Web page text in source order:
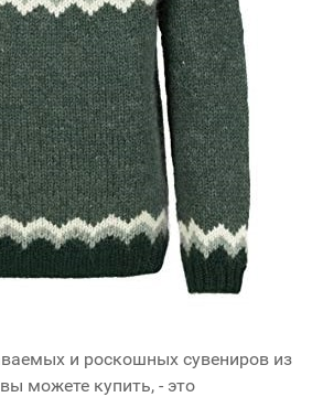
и роскошных сувениров из
можете купить, - это